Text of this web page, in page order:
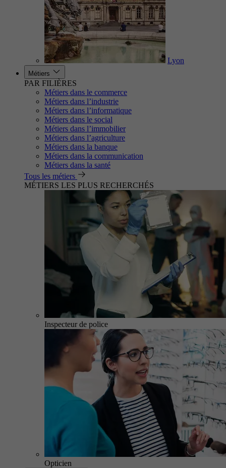
Lyon
Métiers
PAR FILIÈRES
Métiers dans le commerce
Métiers dans l’industrie
Métiers dans l’informatique
Métiers dans le social
Métiers dans l’immobilier
Métiers dans l’agriculture
Métiers dans la banque
Métiers dans la communication
Métiers dans la santé
Tous les métiers
MÉTIERS LES PLUS RECHERCHÉS
Inspecteur de police
Opticien